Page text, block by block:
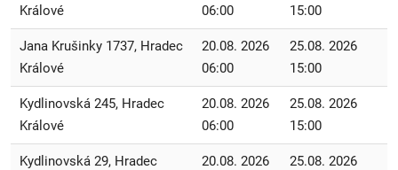
Králové 06:00 15:00
Jana Krušinky 1737, Hradec
Králové
20.08. 2026
06:00
25.08. 2026
15:00
Kydlinovská 245, Hradec
Králové
20.08. 2026
06:00
25.08. 2026
15:00
Kydlinovská 29, Hradec
20.08. 2026
25.08. 2026